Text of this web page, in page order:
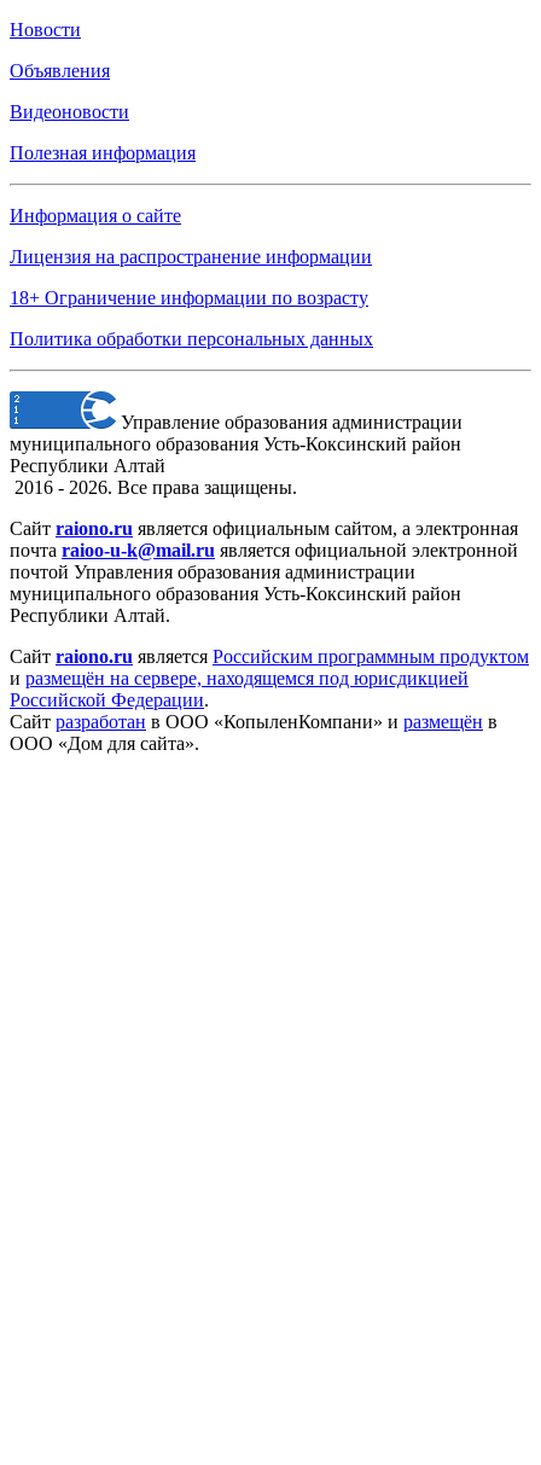
Новости
Объявления
Видеоновости
Полезная информация
Информация о сайте
Лицензия на распространение информации
18+ Ограничение информации по возрасту
Политика обработки персональных данных
Управление образования администрации
муниципального образования Усть-Коксинский район
Республики Алтай
2016 - 2026. Все права защищены.
Сайт raiono.ru является официальным сайтом, а электронная
почта raioo-u-k@mail.ru является официальной электронной
почтой Управления образования администрации
муниципального образования Усть-Коксинский район
Республики Алтай.
Сайт raiono.ru является Российским программным продуктом
и размещён на сервере, находящемся под юрисдикцией
Российской Федерации.
Сайт разработан в ООО «КопыленКомпани» и размещён в
ООО «Дом для сайта».